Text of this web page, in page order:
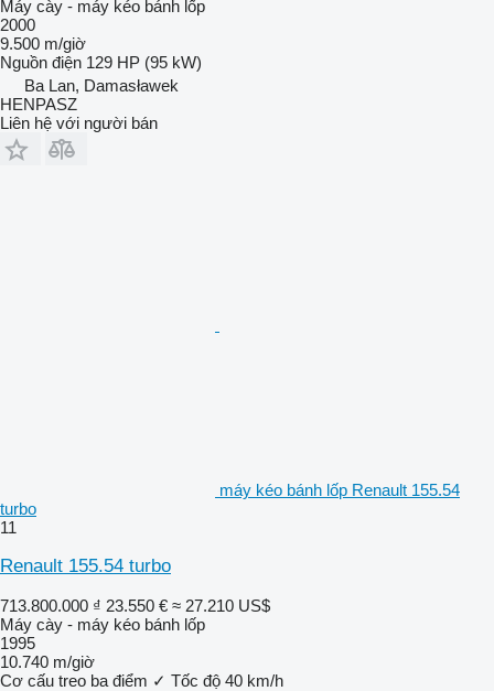
Máy cày - máy kéo bánh lốp
2000
9.500 m/giờ
Nguồn điện 129 HP (95 kW)
Ba Lan, Damasławek
HENPASZ
Liên hệ với người bán
máy kéo bánh lốp Renault 155.54
turbo
11
Renault 155.54 turbo
713.800.000 ₫ 23.550 € ≈ 27.210 US$
Máy cày - máy kéo bánh lốp
1995
10.740 m/giờ
Cơ cấu treo ba điểm ✓ Tốc độ 40 km/h